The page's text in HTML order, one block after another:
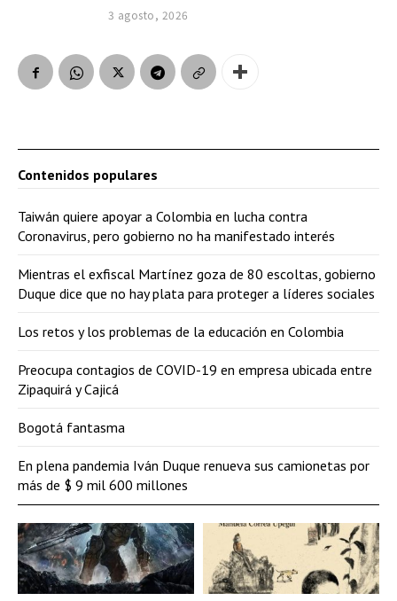
3 agosto, 2026
Contenidos populares
Taiwán quiere apoyar a Colombia en lucha contra
Coronavirus, pero gobierno no ha manifestado interés
Mientras el exfiscal Martínez goza de 80 escoltas, gobierno
Duque dice que no hay plata para proteger a líderes sociales
Los retos y los problemas de la educación en Colombia
Preocupa contagios de COVID-19 en empresa ubicada entre
Zipaquirá y Cajicá
Bogotá fantasma
En plena pandemia Iván Duque renueva sus camionetas por
más de $ 9 mil 600 millones